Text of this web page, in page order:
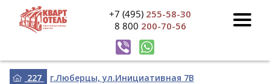
+7 (495) 255-58-30
8 800 200-70-56
227 г.Люберцы, ул.Инициативная 7В